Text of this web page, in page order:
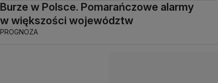
Burze w Polsce. Pomarańczowe alarmy
w większości województw
PROGNOZA